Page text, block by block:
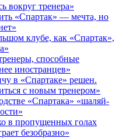
вокруг тренера»
«Спартак» — мечта, но
клубе, как «Спартак»,
способные
иностранцев»
в «Спартаке» решен.
с новым тренером»
«Спартака» «шаляй-
в пропущенных голах
безобразно»